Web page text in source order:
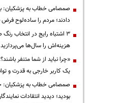
صمصامی خطاب به پزشکیان:
دادند؛ مردم را ساده‌لوح فرض
3 اشتباه رایج در انتخاب
هزینه‌اش را سال‌ها
«چرا نباید از شما متنفر
یک کاربر خارجی به قدرت و
صمصامی خطاب به
بودید؛ دیدید انتقادات